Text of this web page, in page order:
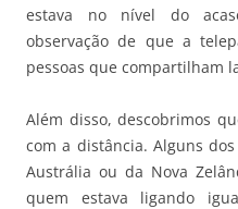
estava no nível do
observação de que a
pessoas que compartilham
Além disso, descobrimos
com a distância. Alguns
Austrália ou da Nova
quem estava ligando